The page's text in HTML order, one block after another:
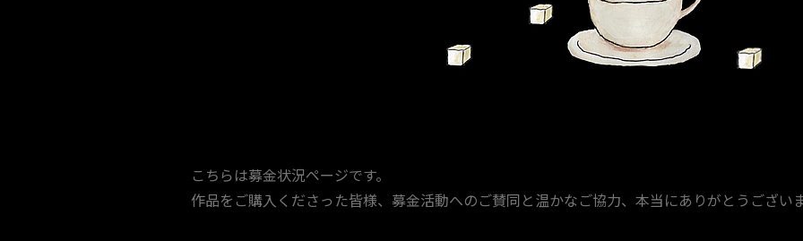
こちらは募金状況ページです。
作品をご購入くださった皆様、募金活動へのご賛同と温かなご協力、本当にありがとうござい